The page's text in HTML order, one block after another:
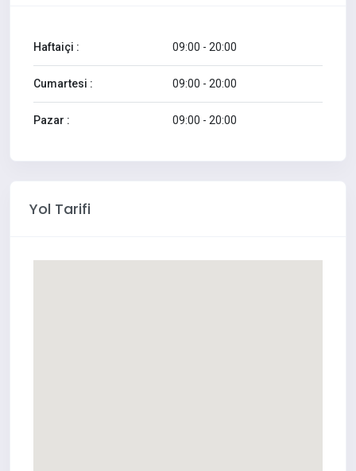
Haftaiçi : 09:00 - 20:00
Cumartesi : 09:00 - 20:00
Pazar : 09:00 - 20:00
Yol Tarifi